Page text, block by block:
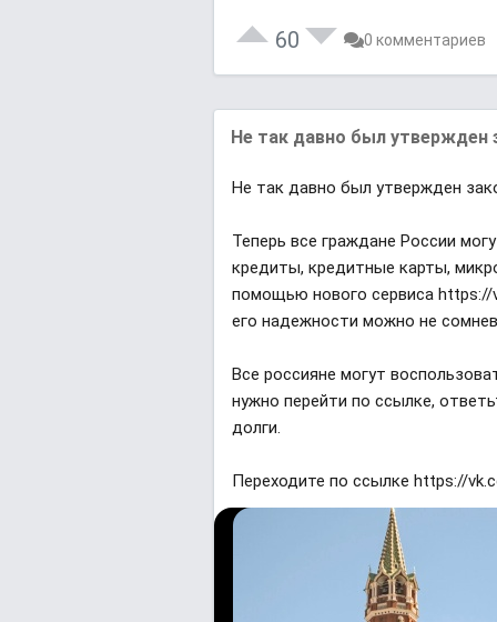
60 0 комментариев
Не так давно был
Не так давно был утвержден
Теперь все граждане России
кредиты, кредитные карты,
помощью нового сервиса
его надежности можно не
Все россияне могут
нужно перейти по ссылке,
долги.
Переходите по ссылке https://